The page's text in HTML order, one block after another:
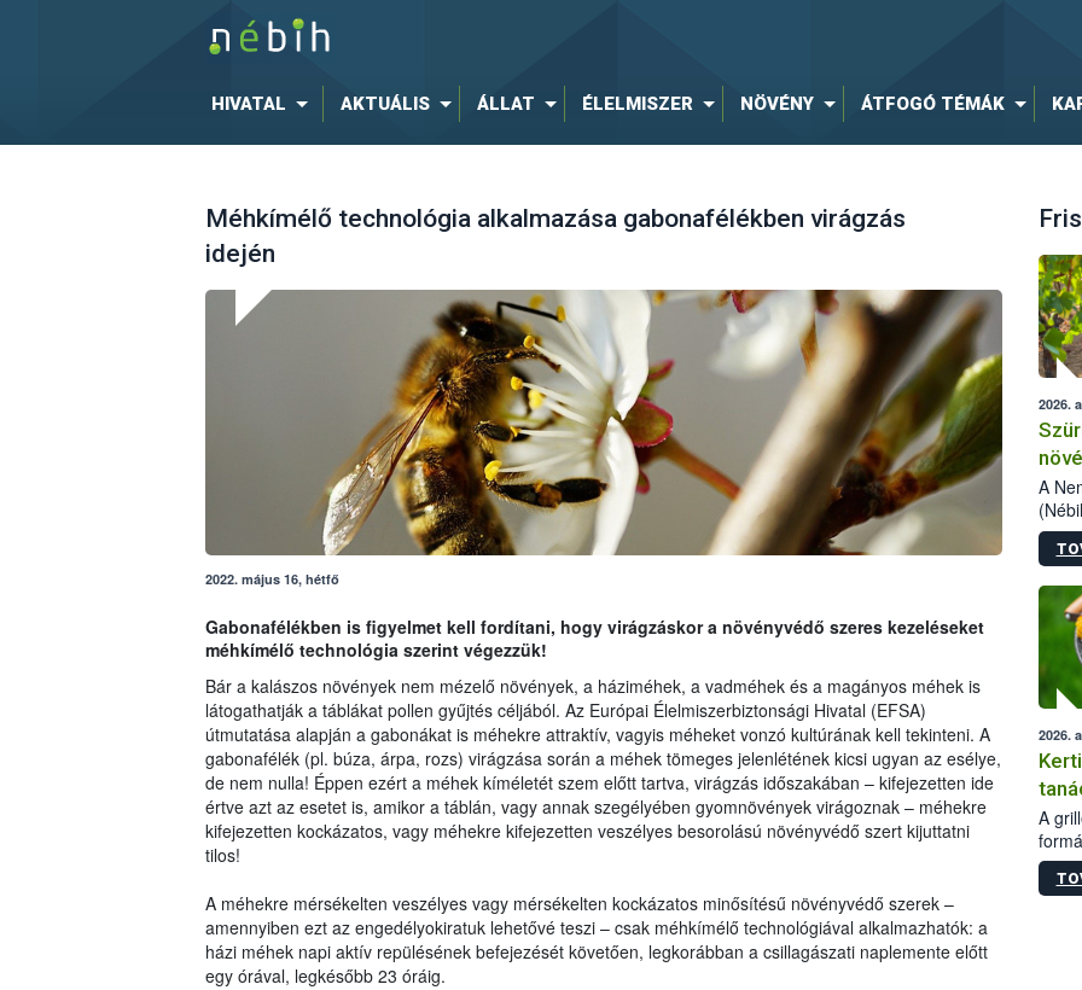
HIVATAL AKTUÁLIS ÁLLAT ÉLELMISZER NÖVÉNY ÁTFOGÓ TÉMÁK
Méhkímélő technológia alkalmazása gabonafélékben virágzás
idején
2022. május 16, hétfő
Gabonafélékben is figyelmet kell fordítani, hogy virágzáskor a növényvédő szeres kezeléseket
méhkímélő technológia szerint végezzük!
Bár a kalászos növények nem mézelő növények, a háziméhek, a vadméhek és a magányos méhek is
látogathatják a táblákat pollen gyűjtés céljából. Az Európai Élelmiszerbiztonsági Hivatal (EFSA)
útmutatása alapján a gabonákat is méhekre attraktív, vagyis méheket vonzó kultúrának kell tekinteni. A
gabonafélék (pl. búza, árpa, rozs) virágzása során a méhek tömeges jelenlétének kicsi ugyan az esélye,
de nem nulla! Éppen ezért a méhek kíméletét szem előtt tartva, virágzás időszakában – kifejezetten ide
értve azt az esetet is, amikor a táblán, vagy annak szegélyében gyomnövények virágoznak – méhekre
kifejezetten kockázatos, vagy méhekre kifejezetten veszélyes besorolású növényvédő szert kijuttatni
tilos!
A méhekre mérsékelten veszélyes vagy mérsékelten kockázatos minősítésű növényvédő szerek –
amennyiben ezt az engedélyokiratuk lehetővé teszi – csak méhkímélő technológiával alkalmazhatók: a
házi méhek napi aktív repülésének befejezését követően, legkorábban a csillagászati naplemente előtt
egy órával, legkésőbb 23 óráig.
2026.
A
Az
2026.
A